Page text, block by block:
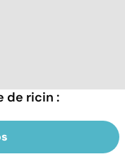
de ricin :